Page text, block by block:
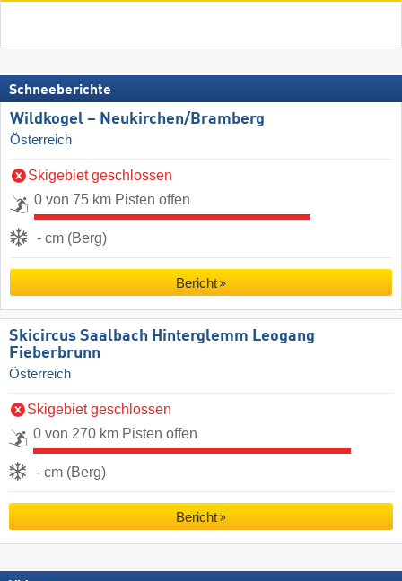
Schneeberichte
Wildkogel – Neukirchen/​Bramberg
Österreich
Skigebiet geschlossen
0 von 75 km Pisten offen
- cm (Berg)
Bericht
Skicircus Saalbach Hinterglemm Leogang
Fieberbrunn
Österreich
Skigebiet geschlossen
0 von 270 km Pisten offen
- cm (Berg)
Bericht